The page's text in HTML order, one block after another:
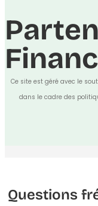
Ce site est géré avec le
dans le cadre des
Questions